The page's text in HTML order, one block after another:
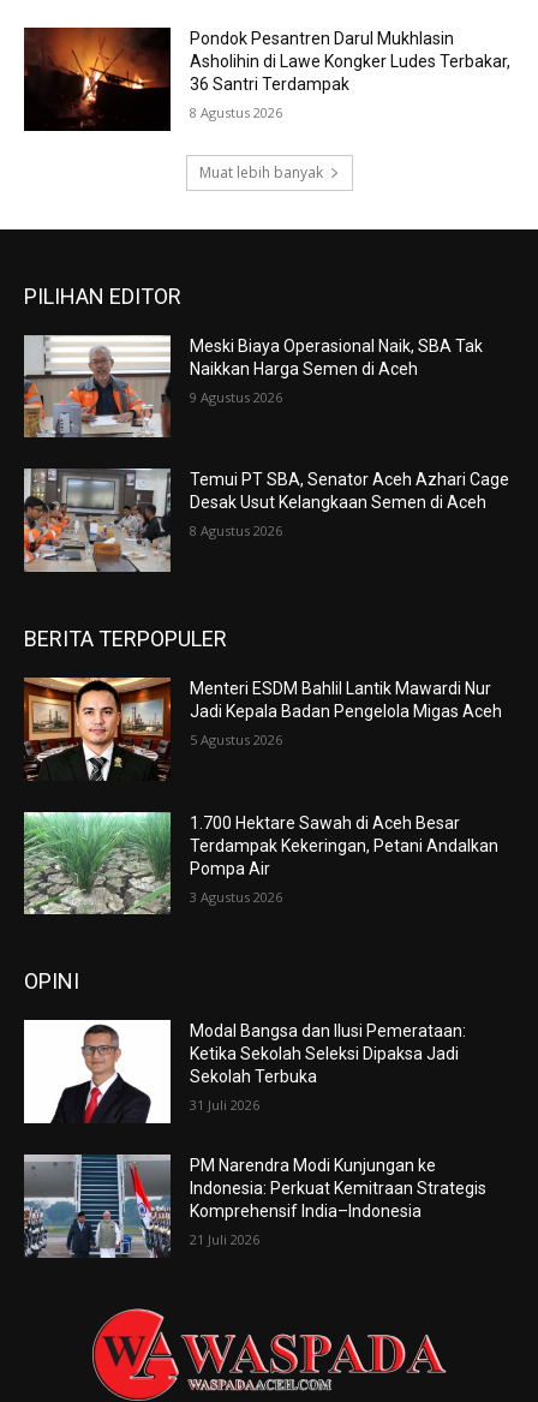
Pondok Pesantren Darul Mukhlasin
Asholihin di Lawe Kongker Ludes Terbakar,
36 Santri Terdampak
8 Agustus 2026
Muat lebih banyak
PILIHAN EDITOR
Meski Biaya Operasional Naik, SBA Tak
Naikkan Harga Semen di Aceh
9 Agustus 2026
Temui PT SBA, Senator Aceh Azhari Cage
Desak Usut Kelangkaan Semen di Aceh
8 Agustus 2026
BERITA TERPOPULER
Menteri ESDM Bahlil Lantik Mawardi Nur
Jadi Kepala Badan Pengelola Migas Aceh
5 Agustus 2026
1.700 Hektare Sawah di Aceh Besar
Terdampak Kekeringan, Petani Andalkan
Pompa Air
3 Agustus 2026
OPINI
Modal Bangsa dan Ilusi Pemerataan:
Ketika Sekolah Seleksi Dipaksa Jadi
Sekolah Terbuka
31 Juli 2026
PM Narendra Modi Kunjungan ke
Indonesia: Perkuat Kemitraan Strategis
Komprehensif India–Indonesia
21 Juli 2026